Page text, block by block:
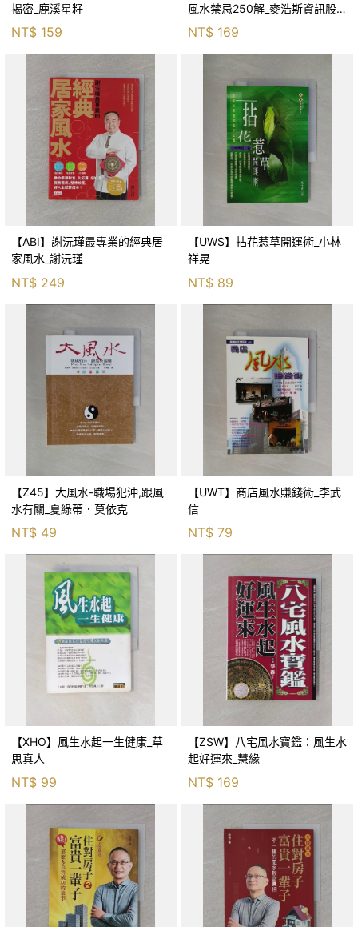
揭密_鹿溪星籽
NT$ 159
風水禁忌250解_麥浩斯資訊股
份有限公司漂亮家居編輯部
NT$ 169
【ABI】謝沅瑾最專業的經典居
家風水_謝沅瑾
NT$ 249
【UWS】拈花惹草開運術_小林
祥晃
NT$ 89
【Z45】大風水-職場犯沖,跟風
水有關_夏綠蒂．莫依克
NT$ 49
【UWT】商店風水賺錢術_李武
信
NT$ 79
【XHO】風生水起一生健康_草
思真人
NT$ 99
【ZSW】八宅風水寶鑑：風生水
起好運來_慧緣
NT$ 169